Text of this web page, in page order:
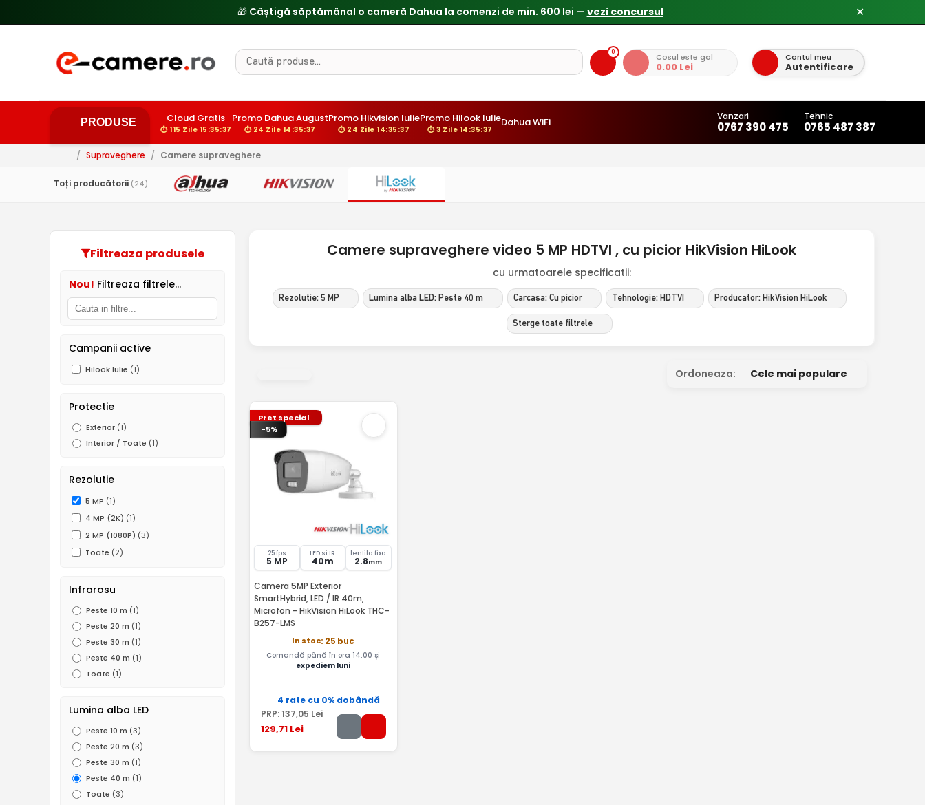
🎁 Câștigă săptămânal o cameră Dahua la comenzi de min. 600 lei — vezi concursul ✕
0 Cosul este gol
0.00 Lei
Contul meu
Autentificare
PRODUSE Cloud Gratis
⏱ 115 Zile 15:35:36
Promo Dahua August
⏱ 24 Zile 14:35:36
Promo Hikvision Iulie
⏱ 24 Zile 14:35:36
Promo Hilook Iulie
⏱ 3 Zile 14:35:36
Dahua WiFi Vanzari
0767 390 475
Tehnic
0765 487 387
/ Supraveghere / Camere supraveghere
Toți producătorii (24)
Filtreaza produsele
Nou! Filtreaza filtrele...
Campanii active
Hilook Iulie (1)
Protectie
Exterior (1)
Interior / Toate (1)
Rezolutie
5 MP (1)
4 MP (2K) (1)
2 MP (1080P) (3)
Toate (2)
Infrarosu
Peste 10 m (1)
Peste 20 m (1)
Peste 30 m (1)
Peste 40 m (1)
Toate (1)
Lumina alba LED
Peste 10 m (3)
Peste 20 m (3)
Peste 30 m (1)
Peste 40 m (1)
Toate (3)
Camere supraveghere video 5 MP HDTVI , cu picior HikVision HiLook
cu urmatoarele specificatii:
Rezolutie: 5 MP Lumina alba LED: Peste 40 m Carcasa: Cu picior Tehnologie: HDTVI Producator: HikVision HiLook
Sterge toate filtrele
Ordoneaza: Cele mai populare
Pret special
-5%
25 fps
5 MP
LED si IR
40m
lentila fixa
2.8mm
Camera 5MP Exterior
SmartHybrid, LED / IR 40m,
Microfon - HikVision HiLook THC-
B257-LMS
In stoc: 25 buc
Comandă până în ora 14:00 și
expediem luni
4 rate cu 0% dobândă
PRP: 137,05 Lei
129,71 Lei